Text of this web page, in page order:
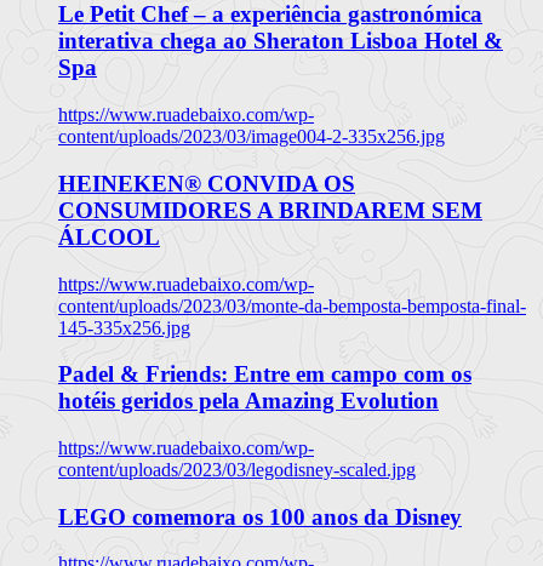
Le Petit Chef – a experiência gastronómica
interativa chega ao Sheraton Lisboa Hotel &
Spa
https://www.ruadebaixo.com/wp-
content/uploads/2023/03/image004-2-335x256.jpg
HEINEKEN® CONVIDA OS
CONSUMIDORES A BRINDAREM SEM
ÁLCOOL
https://www.ruadebaixo.com/wp-
content/uploads/2023/03/monte-da-bemposta-bemposta-final-
145-335x256.jpg
Padel & Friends: Entre em campo com os
hotéis geridos pela Amazing Evolution
https://www.ruadebaixo.com/wp-
content/uploads/2023/03/legodisney-scaled.jpg
LEGO comemora os 100 anos da Disney